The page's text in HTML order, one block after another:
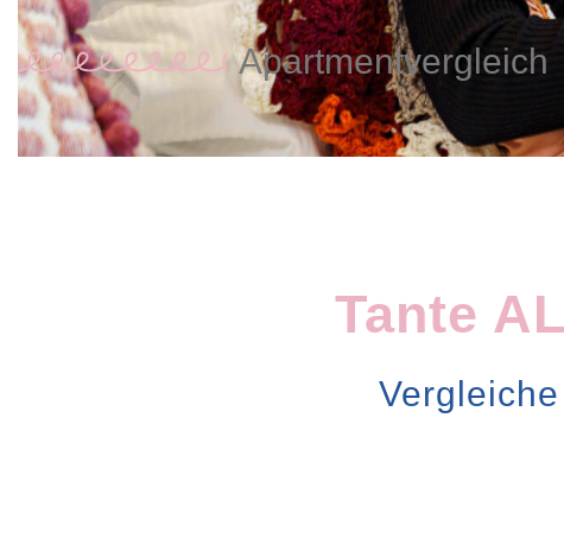
Apartmentvergleich
Tante